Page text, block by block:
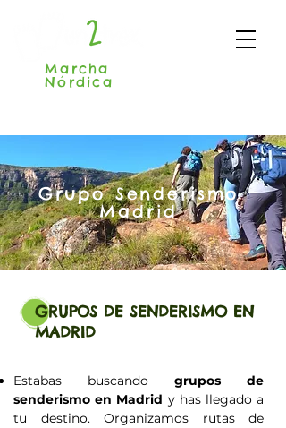
Marcha
Nórdica
Grupo Senderismo
Madrid
GRUPOS DE SENDERISMO EN
MADRID
Estabas buscando grupos de
senderismo en Madrid y has llegado a
tu destino. Organizamos rutas de